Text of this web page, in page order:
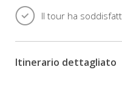
vacanza
vi
viaggi
Il tour ha
Itinerario dettagliato